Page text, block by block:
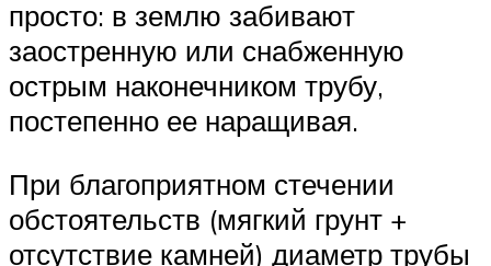
просто: в землю забивают
заостренную или снабженную
острым наконечником трубу,
постепенно ее наращивая.
При благоприятном стечении
обстоятельств (мягкий грунт +
отсутствие камней) диаметр трубы